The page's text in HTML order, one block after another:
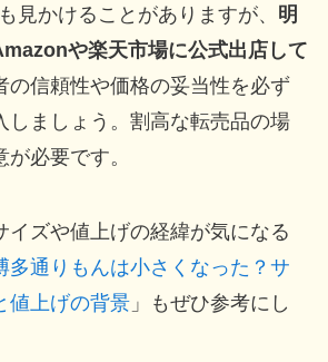
見かけることがありますが、 明
や楽天市場に公式出店して
の信頼性や価格の妥当性を必ず
しましょう。割高な転売品の場
必要です。
イズや値上げの経緯が気になる
多通りもんは小さくなった？サ
値上げの背景」もぜひ参考にし